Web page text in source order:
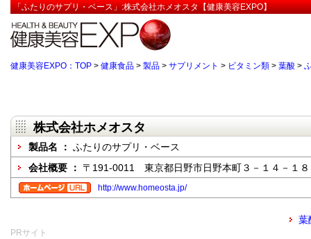
「ふたりのサプリ・ベース」:株式会社ホメオスタ【健康美容EXPO】
健康美容EXPO：TOP > 健康食品 > 製品 > サプリメント > ビタミン類 > 葉酸 >
株式会社ホメオスタ
製品名 ： ふたりのサプリ・ベース
会社概要 ： 〒191-0011 東京都日野市日野本町３－１４－１８
http://www.homeosta.jp/
葉
PRサイト